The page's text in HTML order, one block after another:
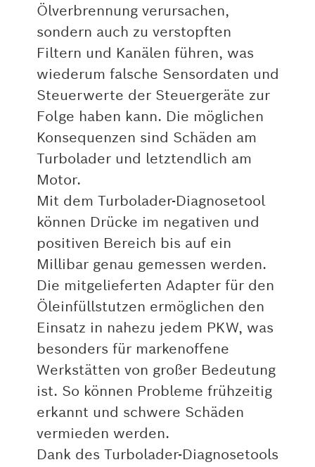
Ölverbrennung verursachen,
sondern auch zu verstopften
Filtern und Kanälen führen, was
wiederum falsche Sensordaten und
Steuerwerte der Steuergeräte zur
Folge haben kann. Die möglichen
Konsequenzen sind Schäden am
Turbolader und letztendlich am
Motor.
Mit dem Turbolader-Diagnosetool
können Drücke im negativen und
positiven Bereich bis auf ein
Millibar genau gemessen werden.
Die mitgelieferten Adapter für den
Öleinfüllstutzen ermöglichen den
Einsatz in nahezu jedem PKW, was
besonders für markenoffene
Werkstätten von großer Bedeutung
ist. So können Probleme frühzeitig
erkannt und schwere Schäden
vermieden werden.
Dank des Turbolader-Diagnosetools